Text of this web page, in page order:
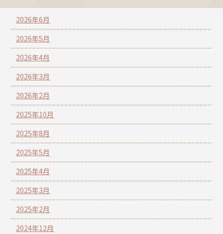
2026年6月
2026年5月
2026年4月
2026年3月
2026年2月
2025年10月
2025年8月
2025年5月
2025年4月
2025年3月
2025年2月
2024年12月